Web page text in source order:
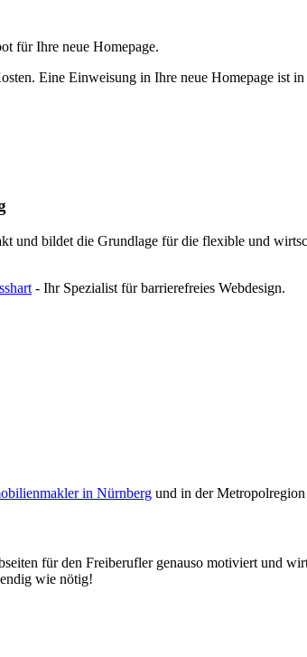
für Ihre neue Homepage.
Eine Einweisung in Ihre neue Homepage ist
und bildet die Grundlage für die flexible und
- Ihr Spezialist für barrierefreies Webdesign.
in Nürnberg und in der
für den Freiberufler genauso motiviert und
wie nötig!